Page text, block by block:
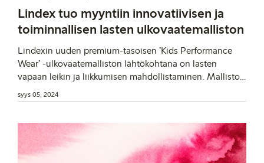
Lindex tuo myyntiin innovatiivisen ja
toiminnallisen lasten ulkovaatemalliston
Lindexin uuden premium-tasoisen ’Kids Performance
Wear’ -ulkovaatemalliston lähtökohtana on lasten
vapaan leikin ja liikkumisen mahdollistaminen. Mallisto
koostuu innovatiivisista ja toiminnallisista
ulkovaatteista, joiden kaavoituksessa on hyödynnetty
muotoilua. Suunnittelussa on huomioitu erityisesti
tuotteiden pitkäikäisyys ja materiaalien kestävyys.
syys 05, 2024